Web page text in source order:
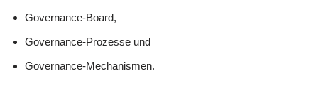
Governance-Board,
Governance-Prozesse und
Governance-Mechanismen.